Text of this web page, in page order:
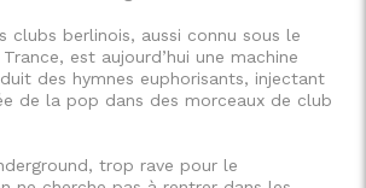
clubs berlinois, aussi connu sous le
est aujourd’hui une machine
des hymnes euphorisants, injectant
de la pop dans des morceaux de club
trop rave pour le